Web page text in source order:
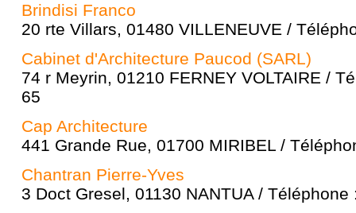
Brindisi Franco
20 rte Villars, 01480 VILLENEUVE /
Cabinet d'Architecture Paucod (SARL)
74 r Meyrin, 01210 FERNEY VOLTAIRE /
65
Cap Architecture
441 Grande Rue, 01700 MIRIBEL /
Chantran Pierre-Yves
3 Doct Gresel, 01130 NANTUA /